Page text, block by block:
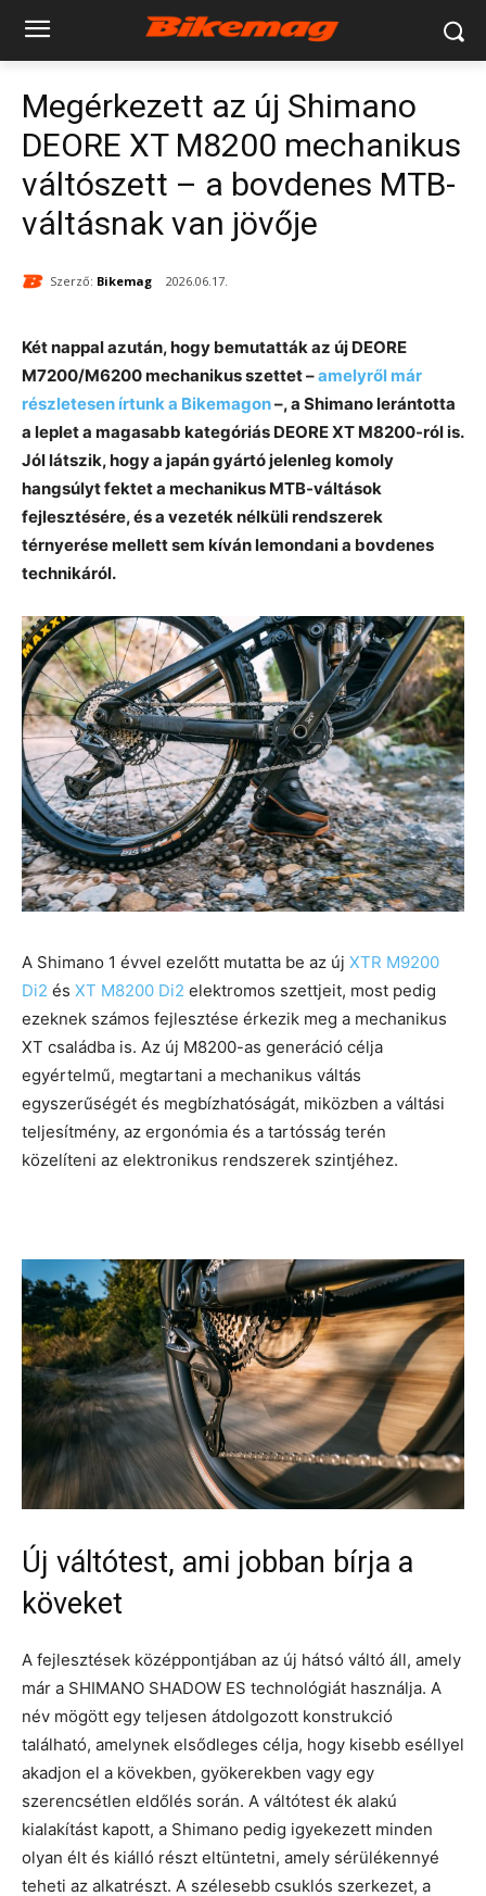
Megérkezett az új Shimano
DEORE XT M8200 mechanikus
váltószett – a bovdenes MTB-
váltásnak van jövője
Szerző: Bikemag 2026.06.17.
Két nappal azután, hogy bemutatták az új DEORE
M7200/M6200 mechanikus szettet –amelyről már
részletesen írtunk a Bikemagon–, a Shimano lerántotta
a leplet a magasabb kategóriás DEORE XT M8200-ról is.
Jól látszik, hogy a japán gyártó jelenleg komoly
hangsúlyt fektet a mechanikus MTB-váltások
fejlesztésére, és a vezeték nélküli rendszerek
térnyerése mellett sem kíván lemondani a bovdenes
technikáról.
A Shimano 1 évvel ezelőtt mutatta be az új XTR M9200
Di2 és XT M8200 Di2 elektromos szettjeit, most pedig
ezeknek számos fejlesztése érkezik meg a mechanikus
XT családba is. Az új M8200-as generáció célja
egyértelmű, megtartani a mechanikus váltás
egyszerűségét és megbízhatóságát, miközben a váltási
teljesítmény, az ergonómia és a tartósság terén
közelíteni az elektronikus rendszerek szintjéhez.
Új váltótest, ami jobban bírja a
köveket
A fejlesztések középpontjában az új hátsó váltó áll, amely
már a SHIMANO SHADOW ES technológiát használja. A
név mögött egy teljesen átdolgozott konstrukció
található, amelynek elsődleges célja, hogy kisebb eséllyel
akadjon el a kövekben, gyökerekben vagy egy
szerencsétlen eldőlés során. A váltótest ék alakú
kialakítást kapott, a Shimano pedig igyekezett minden
olyan élt és kiálló részt eltüntetni, amely sérülékennyé
teheti az alkatrészt. A szélesebb csuklós szerkezet, a